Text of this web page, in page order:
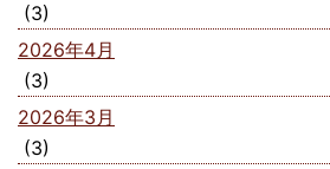
(3)
2026年4月
(3)
2026年3月
(3)